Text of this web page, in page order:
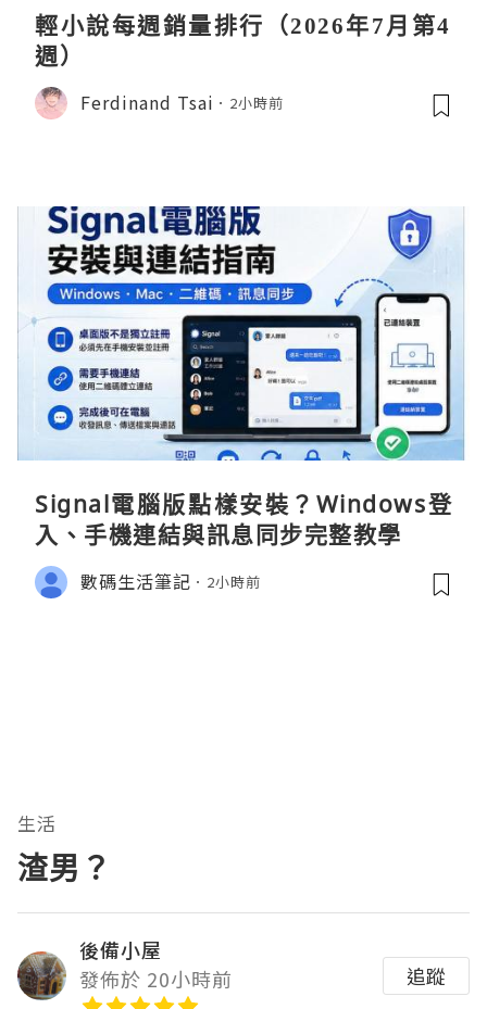
輕小說每週銷量排行（2026年7月第4
週）
Ferdinand Tsai 2小時前
Signal電腦版點樣安裝？Windows登
入、手機連結與訊息同步完整教學
數碼生活筆記 2小時前
生活
渣男？
後備小屋
發佈於 20小時前
追蹤